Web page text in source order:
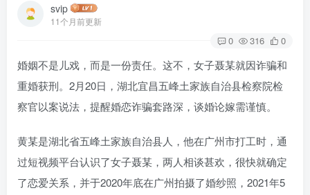
svip
11个月前更新
0 316 0
婚姻不是儿戏，而是一份责任。这不，女子聂某就因诈骗和
重婚获刑。2月20日，湖北宜昌五峰土家族自治县检察院检
察官以案说法，提醒婚恋诈骗套路深，谈婚论嫁需谨慎。
黄某是湖北省五峰土家族自治县人，他在广州市打工时，通
过短视频平台认识了女子聂某，两人相谈甚欢，很快就确定
了恋爱关系，并于2020年底在广州拍摄了婚纱照，2021年5